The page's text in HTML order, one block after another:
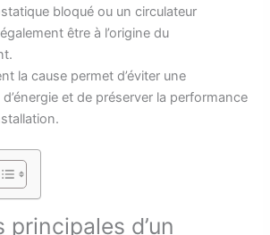
bloqué ou un circulateur
être à l’origine du
la cause permet d’éviter une
et de préserver la performance
principales d’un